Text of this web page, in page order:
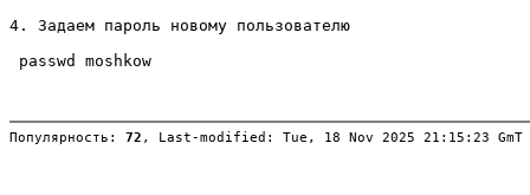
4. Задаем пароль новому пользователю
passwd moshkow
Популярность: 72